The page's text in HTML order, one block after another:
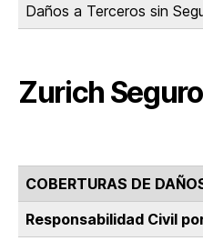
Daños a Terceros sin
Zurich
COBERTURAS DE
Responsabilidad Civil